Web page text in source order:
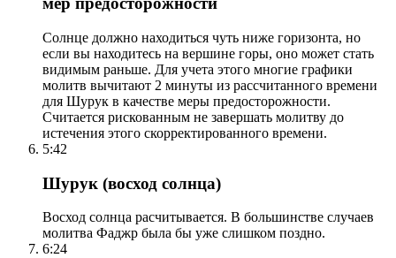
Солнце должно находиться чуть ниже горизонта, но
если вы находитесь на вершине горы, оно может стать
видимым раньше. Для учета этого многие графики
молитв вычитают 2 минуты из рассчитанного времени
для Шурук в качестве меры предосторожности.
Считается рискованным не завершать молитву до
истечения этого скорректированного времени.
5:42
Шурук (восход солнца)
Восход солнца расчитывается. В большинстве случаев
молитва Фаджр была бы уже слишком поздно.
6:24